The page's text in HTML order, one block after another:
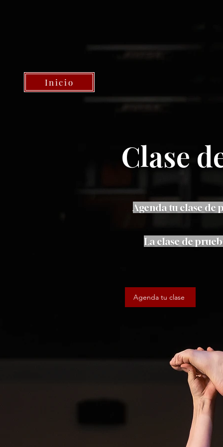
Inicio
Clase
Agenda tu clase de
La clase de
Agenda tu clase